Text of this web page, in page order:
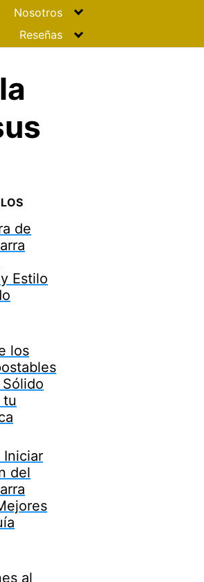
Nosotros
Reseñas
de
Estilo
los
tu
Iniciar
del
al